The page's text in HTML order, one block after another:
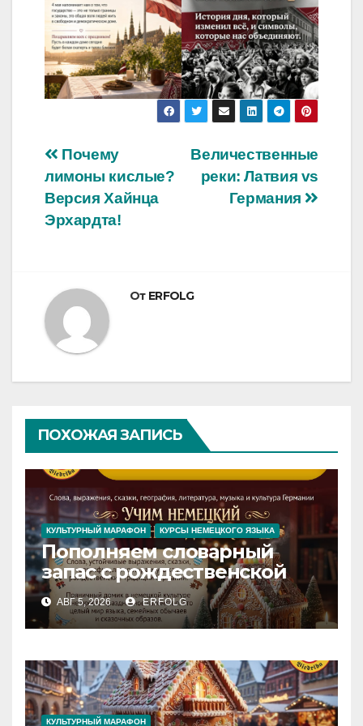
Навигация
по
записям
Величественные
реки: Латвия vs
Германия
Почему
лимоны кислые?
Версия Хайнца
Эрхардта!
От ERFOLG
ПОХОЖАЯ ЗАПИСЬ
КУЛЬТУРНЫЙ МАРАФОН КУРСЫ НЕМЕЦКОГО ЯЗЫКА
Пополняем словарный
запас с рождественской
сказкой! Учим немецкий
вместе с Lebkuchenhaus
АВГ 5, 2026 ERFOLG
КУЛЬТУРНЫЙ МАРАФОН